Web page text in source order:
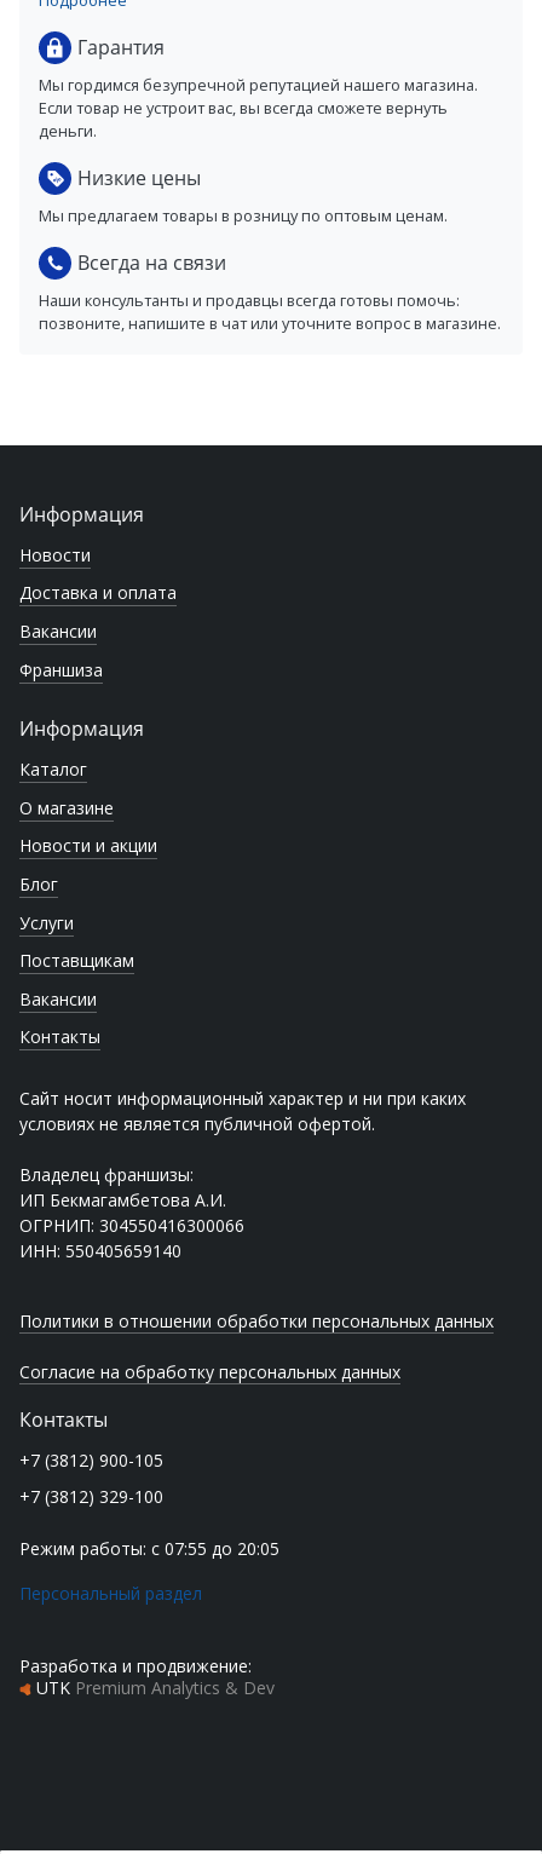
Гарантия
Мы гордимся безупречной репутацией нашего магазина.
Если товар не устроит вас, вы всегда сможете вернуть
деньги.
Низкие цены
Мы предлагаем товары в розницу по оптовым ценам.
Всегда на связи
Наши консультанты и продавцы всегда готовы помочь:
позвоните, напишите в чат или уточните вопрос в магазине.
Информация
Новости
Доставка и оплата
Вакансии
Франшиза
Информация
Каталог
О магазине
Новости и акции
Блог
Услуги
Поставщикам
Вакансии
Контакты
Сайт носит информационный характер и ни при каких
условиях не является публичной офертой.
Владелец франшизы:
ИП Бекмагамбетова А.И.
ОГРНИП: 304550416300066
ИНН: 550405659140
Политики в отношении обработки персональных данных
Согласие на обработку персональных данных
Контакты
+7 (3812) 900-105
+7 (3812) 329-100
Режим работы: с 07:55 до 20:05
Персональный раздел
Разработка и продвижение:
UTK Premium Analytics & Dev